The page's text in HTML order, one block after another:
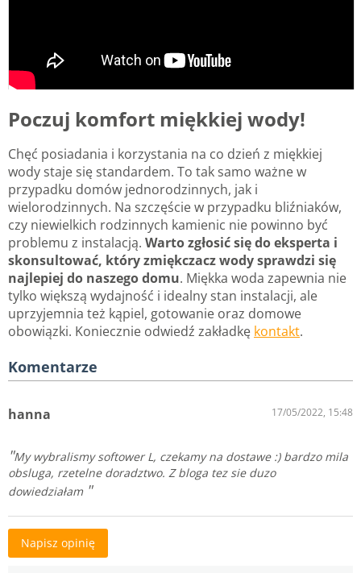
Poczuj komfort miękkiej wody!
Chęć posiadania i korzystania na co dzień z miękkiej
wody staje się standardem. To tak samo ważne w
przypadku domów jednorodzinnych, jak i
wielorodzinnych. Na szczęście w przypadku bliźniaków,
czy niewielkich rodzinnych kamienic nie powinno być
problemu z instalacją. Warto zgłosić się do eksperta i
skonsultować, który zmiękczacz wody sprawdzi się
najlepiej do naszego domu. Miękka woda zapewnia nie
tylko większą wydajność i idealny stan instalacji, ale
uprzyjemnia też kąpiel, gotowanie oraz domowe
obowiązki. Koniecznie odwiedź zakładkę kontakt.
Komentarze
hanna 17/05/2022, 15:48
My wybralismy softower L, czekamy na dostawe :) bardzo mila
obsluga, rzetelne doradztwo. Z bloga tez sie duzo
dowiedziałam
Napisz opinię